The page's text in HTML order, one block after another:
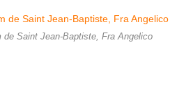
de Saint Jean-Baptiste, Fra Angelico